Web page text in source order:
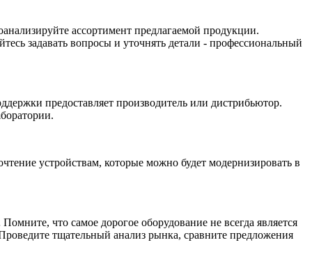
ассортимент предлагаемой продукции.
задавать вопросы и уточнять детали - профессиональный
предоставляет производитель или дистрибьютор.
устройствам, которые можно будет модернизировать в
что самое дорогое оборудование не всегда является
тщательный анализ рынка, сравните предложения